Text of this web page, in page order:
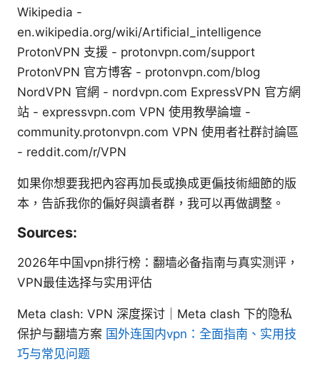
Wikipedia -
en.wikipedia.org/wiki/Artificial_intelligence
ProtonVPN 支援 - protonvpn.com/support
ProtonVPN 官方博客 - protonvpn.com/blog
NordVPN 官網 - nordvpn.com ExpressVPN 官方網
站 - expressvpn.com VPN 使用教學論壇 -
community.protonvpn.com VPN 使用者社群討論區
- reddit.com/r/VPN
如果你想要我把內容再加長或換成更偏技術細節的版
本，告訴我你的偏好與讀者群，我可以再做調整。
Sources:
2026年中国vpn排行榜：翻墙必备指南与真实测评，
VPN最佳选择与实用评估
Meta clash: VPN 深度探讨｜Meta clash 下的隐私
保护与翻墙方案 国外连国内vpn：全面指南、实用技
巧与常见问题